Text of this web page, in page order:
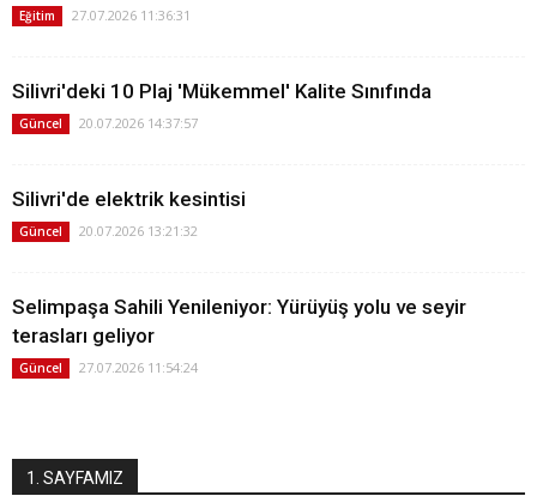
Eğitim 27.07.2026 11:36:31
Silivri'deki 10 Plaj 'Mükemmel' Kalite Sınıfında
Güncel 20.07.2026 14:37:57
Silivri'de elektrik kesintisi
Güncel 20.07.2026 13:21:32
Selimpaşa Sahili Yenileniyor: Yürüyüş yolu ve seyir
terasları geliyor
Güncel 27.07.2026 11:54:24
1. SAYFAMIZ